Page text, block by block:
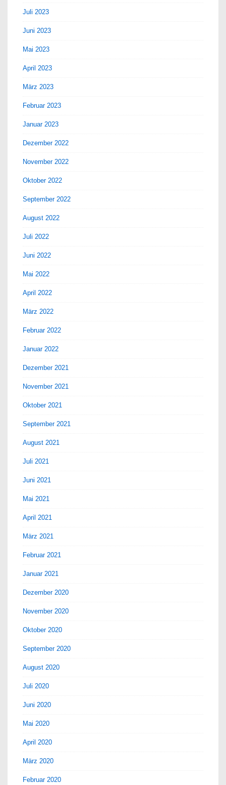
Juli 2023
Juni 2023
Mai 2023
April 2023
März 2023
Februar 2023
Januar 2023
Dezember 2022
November 2022
Oktober 2022
September 2022
August 2022
Juli 2022
Juni 2022
Mai 2022
April 2022
März 2022
Februar 2022
Januar 2022
Dezember 2021
November 2021
Oktober 2021
September 2021
August 2021
Juli 2021
Juni 2021
Mai 2021
April 2021
März 2021
Februar 2021
Januar 2021
Dezember 2020
November 2020
Oktober 2020
September 2020
August 2020
Juli 2020
Juni 2020
Mai 2020
April 2020
März 2020
Februar 2020